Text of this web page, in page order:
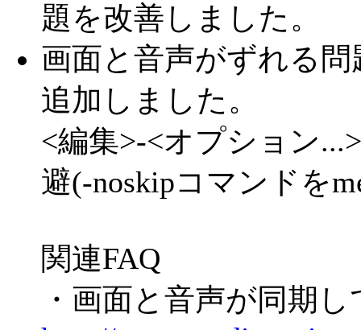
題を改善しました。
画面と音声がずれる
追加しました。
<編集>-<オプション
避(-noskipコマンドを
関連FAQ
・画面と音声が同期